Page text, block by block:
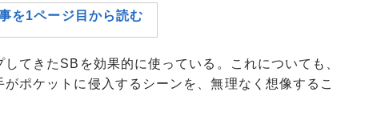
を1ページ目から読む
てきたSBを効果的に使っている。これについても、
ポケットに侵入するシーンを、無理なく想像するこ